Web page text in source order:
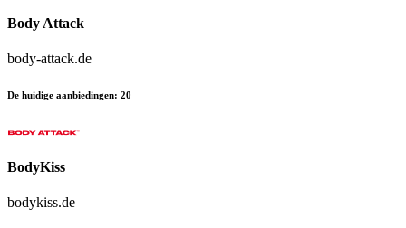
Body Attack
body-attack.de
De huidige aanbiedingen: 20
BodyKiss
bodykiss.de